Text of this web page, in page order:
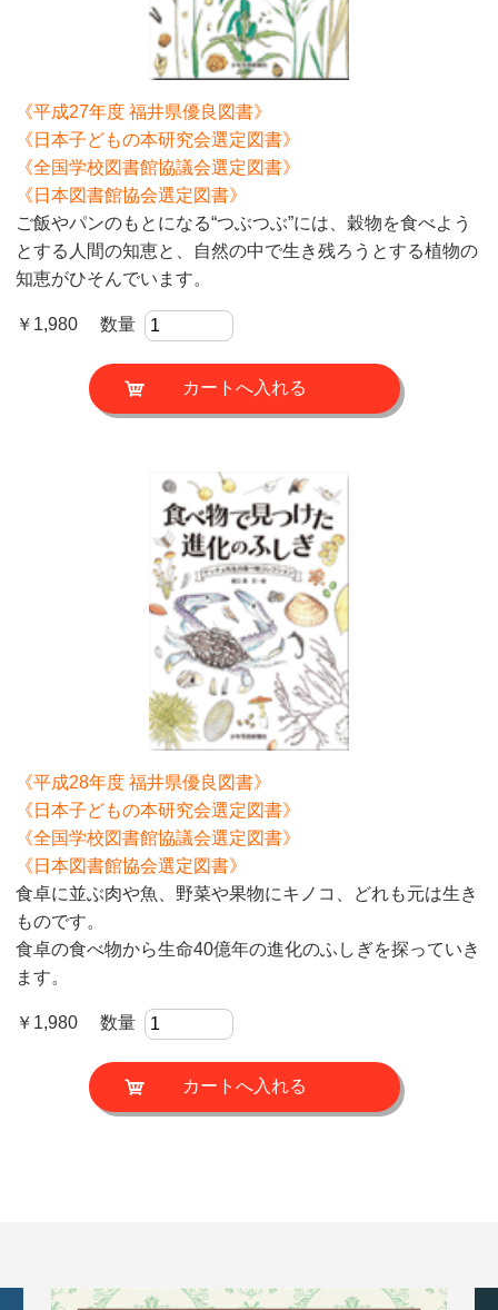
《平成27年度 福井県優良図書》
《日本子どもの本研究会選定図書》
《全国学校図書館協議会選定図書》
《日本図書館協会選定図書》
ご飯やパンのもとになる“つぶつぶ”には、穀物を食べよう
とする人間の知恵と、自然の中で生き残ろうとする植物の
知恵がひそんでいます。
￥1,980 数量
《平成28年度 福井県優良図書》
《日本子どもの本研究会選定図書》
《全国学校図書館協議会選定図書》
《日本図書館協会選定図書》
食卓に並ぶ肉や魚、野菜や果物にキノコ、どれも元は生き
ものです。
食卓の食べ物から生命40億年の進化のふしぎを探っていき
ます。
￥1,980 数量